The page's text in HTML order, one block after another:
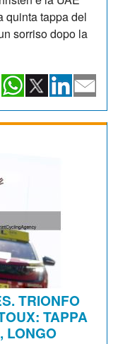
quinta tappa del
sorriso dopo la
TRIONFO
TAPPA
LONGO